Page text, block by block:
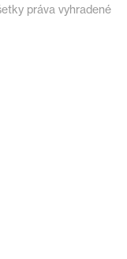
práva vyhradené